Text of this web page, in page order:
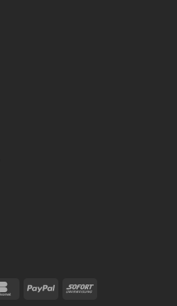
BankomatPayPal Sofort